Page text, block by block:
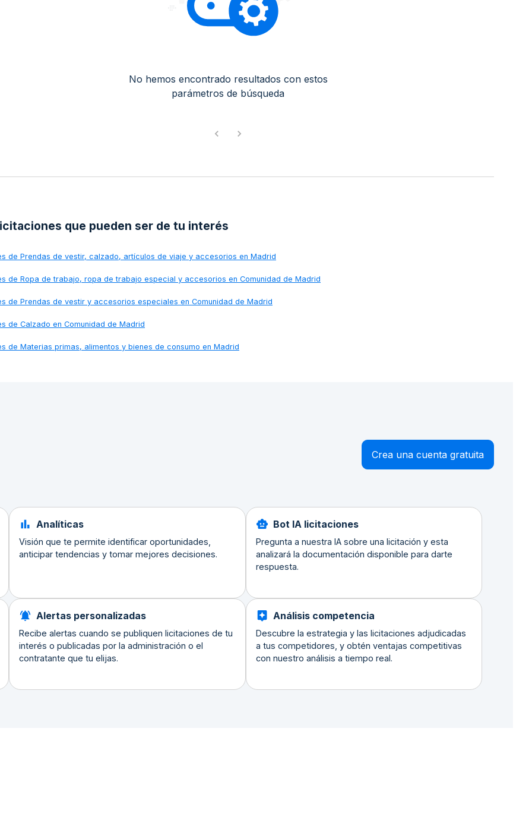
No hemos encontrado resultados con estos
parámetros de búsqueda
que pueden ser de tu interés
de Prendas de vestir, calzado, artículos de viaje y accesorios en Madrid
de Ropa de trabajo, ropa de trabajo especial y accesorios en Comunidad de Madrid
de Prendas de vestir y accesorios especiales en Comunidad de Madrid
de Calzado en Comunidad de Madrid
de Materias primas, alimentos y bienes de consumo en Madrid
Crea una cuenta gratuita
Analíticas
Visión que te permite identificar oportunidades,
anticipar tendencias y tomar mejores decisiones.
Bot IA licitaciones
Pregunta a nuestra IA sobre una licitación y esta
analizará la documentación disponible para darte
respuesta.
Alertas personalizadas
Recibe alertas cuando se publiquen licitaciones de tu
interés o publicadas por la administración o el
contratante que tu elijas.
Análisis competencia
Descubre la estrategia y las licitaciones adjudicadas
a tus competidores, y obtén ventajas competitivas
con nuestro análisis a tiempo real.